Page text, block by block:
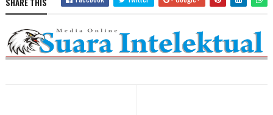
SHARE THIS